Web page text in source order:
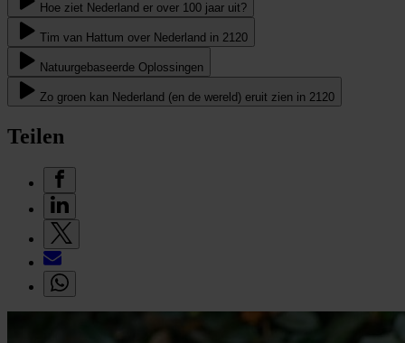
Hoe ziet Nederland er over 100 jaar uit?
Tim van Hattum over Nederland in 2120
Natuurgebaseerde Oplossingen
Zo groen kan Nederland (en de wereld) eruit zien in 2120
Teilen